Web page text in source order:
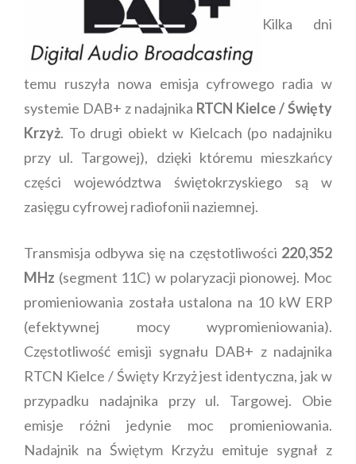
Kilka dni
temu ruszyła nowa emisja cyfrowego radia w
systemie DAB+ z nadajnika RTCN Kielce / Święty
Krzyż. To drugi obiekt w Kielcach (po nadajniku
przy ul. Targowej), dzięki któremu mieszkańcy
części województwa świętokrzyskiego są w
zasięgu cyfrowej radiofonii naziemnej.
Transmisja odbywa się na częstotliwości 220,352
MHz (segment 11C) w polaryzacji pionowej. Moc
promieniowania została ustalona na 10 kW ERP
(efektywnej mocy wypromieniowania).
Częstotliwość emisji sygnału DAB+ z nadajnika
RTCN Kielce / Święty Krzyż jest identyczna, jak w
przypadku nadajnika przy ul. Targowej. Obie
emisje różni jedynie moc promieniowania.
Nadajnik na Świętym Krzyżu emituje sygnał z